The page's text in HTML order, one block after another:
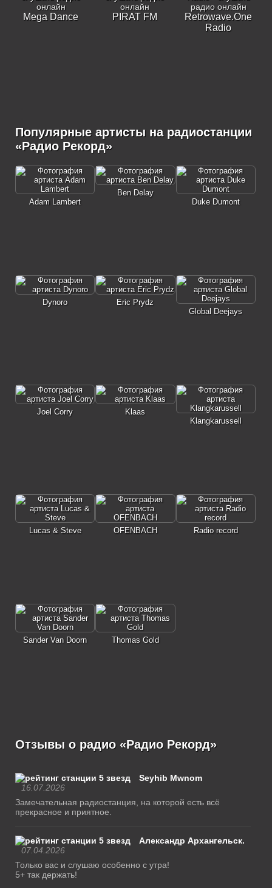
Mega Dance PIRAT FM
Retrowave.One
Radio
Популярные артисты на радиостанции
«Радио Рекорд»
Adam Lambert
Ben Delay
Duke Dumont
Dynoro
Eric Prydz
Global Deejays
Joel Corry
Klaas
Klangkarussell
Lucas & Steve OFENBACH Radio record
Sander Van Doorn Thomas Gold
Отзывы о радио «Радио Рекорд»
Seyhib Mwnom
16.07.2026
Замечательная радиостанция, на которой есть всё
прекрасное и приятное.
Александр Архангельск.
07.04.2026
Только вас и слушаю особенно с утра!
5+ так держать!